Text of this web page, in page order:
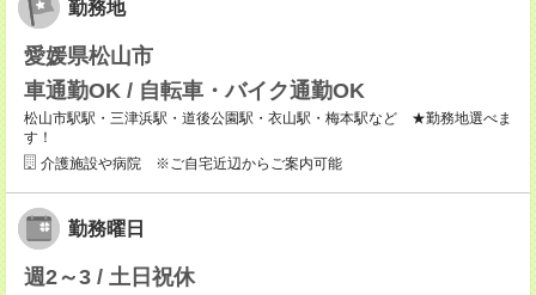
勤務地
愛媛県松山市
車通勤OK / 自転車・バイク通勤OK
松山市駅駅・三津浜駅・道後公園駅・衣山駅・梅本駅など ★勤務地選べま
す！
介護施設や病院 ※ご自宅近辺からご案内可能
勤務曜日
週2～3 / 土日祝休